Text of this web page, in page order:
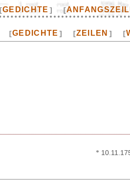
[GEDICHTE ] [
[GEDICHTE ] [ZEILEN ] [
*